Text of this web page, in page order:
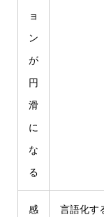
ョ
ン
が
円
滑
に
な
る
感
言語化す